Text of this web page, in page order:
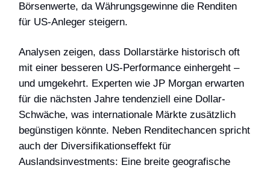
Börsenwerte, da Währungsgewinne die Renditen
für US-Anleger steigern.
Analysen zeigen, dass Dollarstärke historisch oft
mit einer besseren US-Performance einhergeht –
und umgekehrt. Experten wie JP Morgan erwarten
für die nächsten Jahre tendenziell eine Dollar-
Schwäche, was internationale Märkte zusätzlich
begünstigen könnte. Neben Renditechancen spricht
auch der Diversifikationseffekt für
Auslandsinvestments: Eine breite geografische